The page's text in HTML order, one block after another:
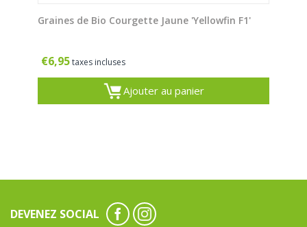
Graines de Bio Courgette Jaune 'Yellowfin F1'
€6,95taxes incluses
Ajouter au panier
DEVENEZ SOCIAL